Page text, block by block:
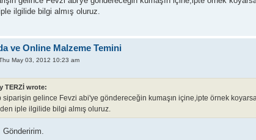
ilgilide bilgi almış oluruz.
ve Online Malzeme Temini
May 03, 2012 10:23 am
TERZİ wrote:
siparişin gelince Fevzi abi'ye göndereceğin kumaşın içine,ipte örnek
iple ilgilide bilgi almış oluruz.